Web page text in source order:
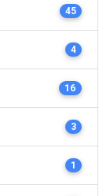
45
4
16
3
1